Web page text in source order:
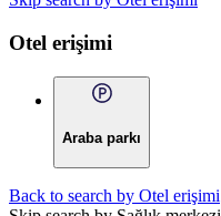
Otel erişimi
Araba parkı
Back to search by Otel erişimi